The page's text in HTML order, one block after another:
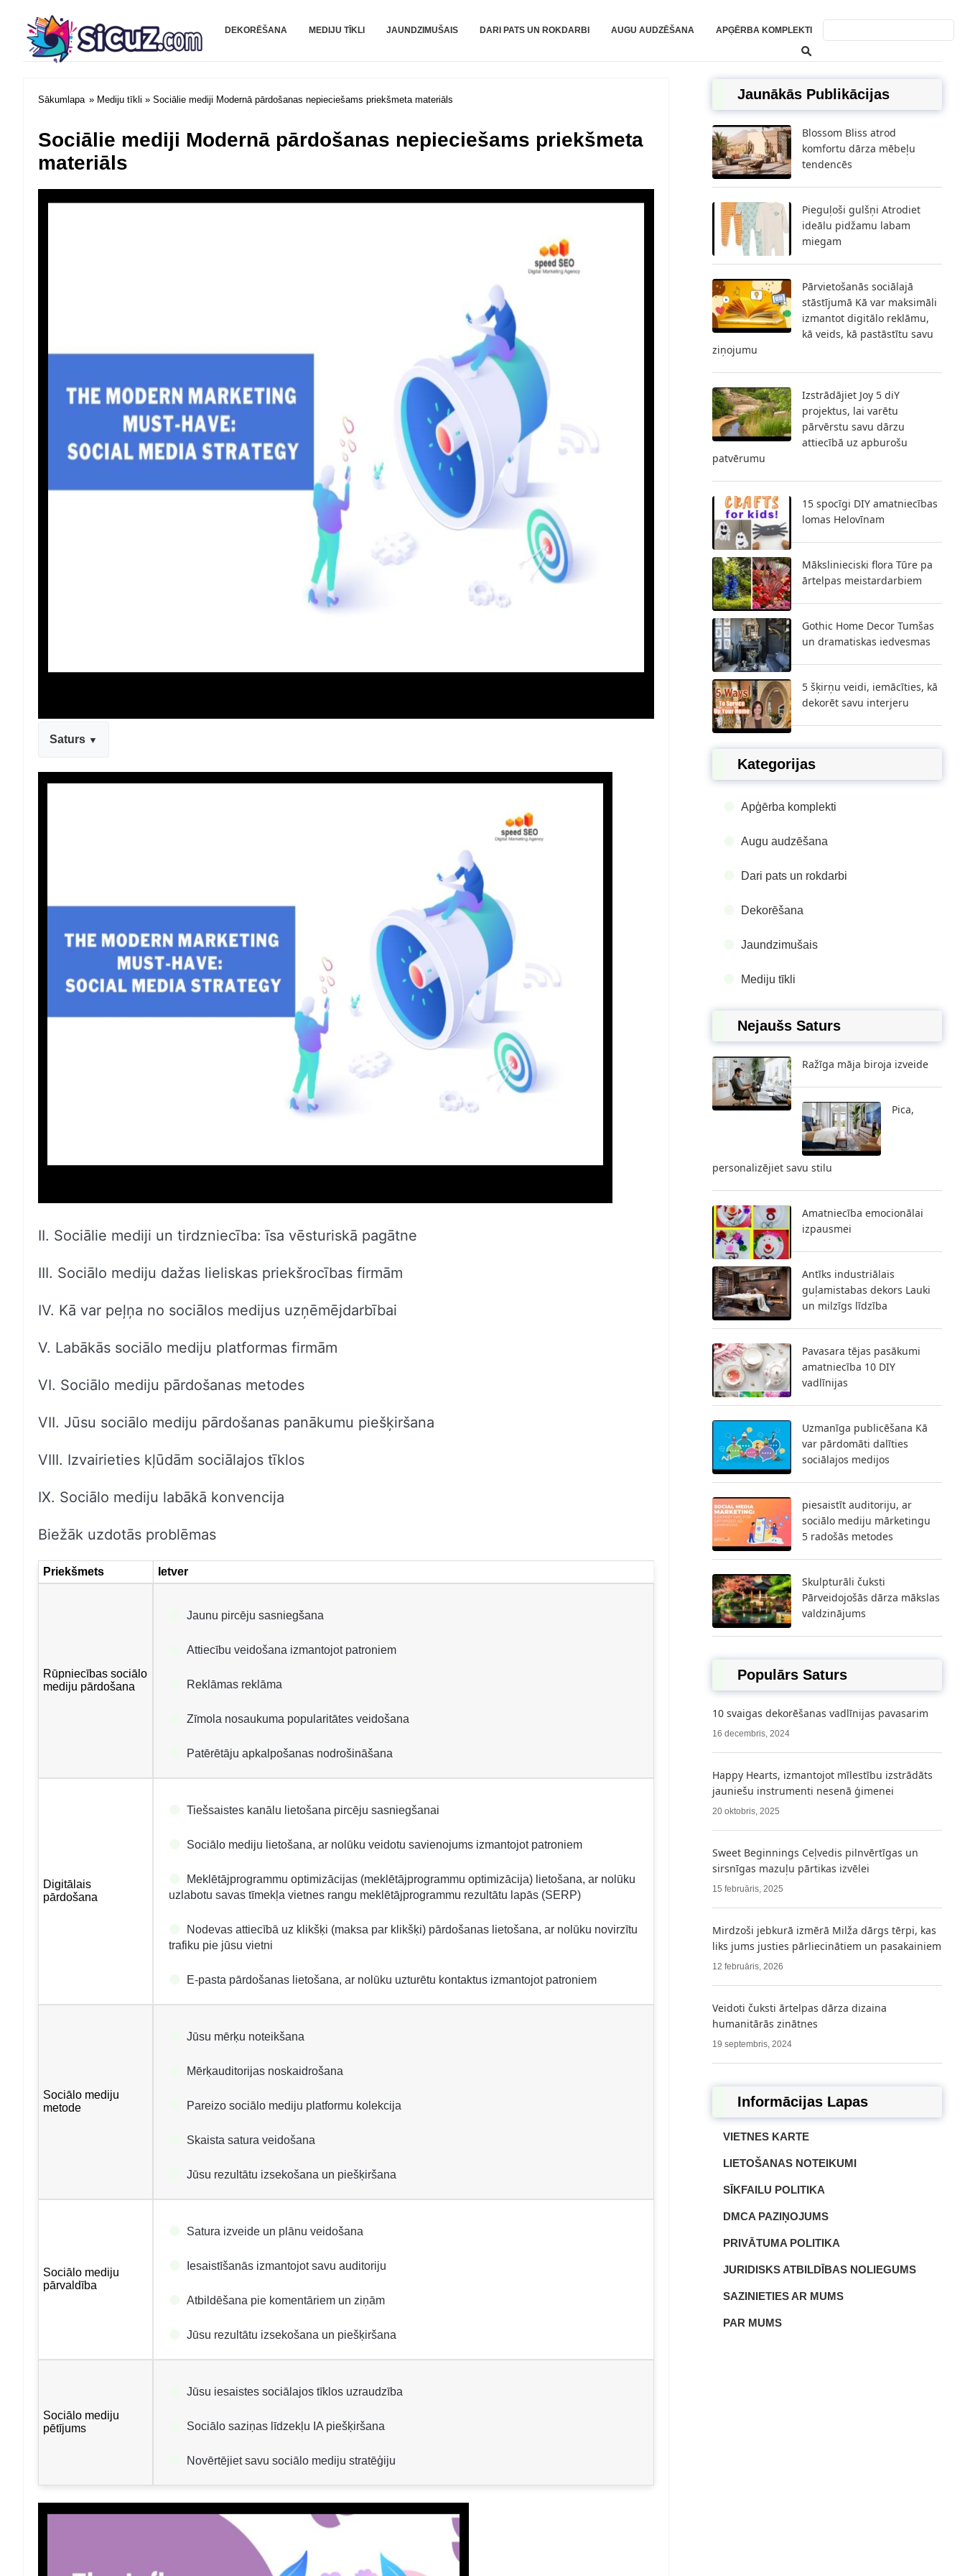
Sicuz.com
DEKORĒŠANA MEDIJU TĪKLI JAUNDZIMUŠAIS DARI PATS UN ROKDARBI AUGU AUDZĒŠANA APĢĒRBA KOMPLEKTI
Sākumlapa » Mediju tīkli » Sociālie mediji Modernā pārdošanas nepieciešams priekšmeta materiāls
Sociālie mediji Modernā pārdošanas nepieciešams priekšmeta
materiāls
Saturs
II. Sociālie mediji un tirdzniecība: īsa vēsturiskā pagātne
III. Sociālo mediju dažas lieliskas priekšrocības firmām
IV. Kā var peļņa no sociālos medijus uzņēmējdarbībai
V. Labākās sociālo mediju platformas firmām
VI. Sociālo mediju pārdošanas metodes
VII. Jūsu sociālo mediju pārdošanas panākumu piešķiršana
VIII. Izvairieties kļūdām sociālajos tīklos
IX. Sociālo mediju labākā konvencija
Biežāk uzdotās problēmas
Priekšmets Ietver
Rūpniecības sociālo
mediju pārdošana
Jaunu pircēju sasniegšana
Attiecību veidošana izmantojot patroniem
Reklāmas reklāma
Zīmola nosaukuma popularitātes veidošana
Patērētāju apkalpošanas nodrošināšana
Digitālais
pārdošana
Tiešsaistes kanālu lietošana pircēju sasniegšanai
Sociālo mediju lietošana, ar nolūku veidotu savienojums izmantojot patroniem
Meklētājprogrammu optimizācijas (meklētājprogrammu optimizācija) lietošana, ar nolūku
uzlabotu savas tīmekļa vietnes rangu meklētājprogrammu rezultātu lapās (SERP)
Nodevas attiecībā uz klikšķi (maksa par klikšķi) pārdošanas lietošana, ar nolūku novirzītu
trafiku pie jūsu vietni
E-pasta pārdošanas lietošana, ar nolūku uzturētu kontaktus izmantojot patroniem
Sociālo mediju
metode
Jūsu mērķu noteikšana
Mērķauditorijas noskaidrošana
Pareizo sociālo mediju platformu kolekcija
Skaista satura veidošana
Jūsu rezultātu izsekošana un piešķiršana
Sociālo mediju
pārvaldība
Satura izveide un plānu veidošana
Iesaistīšanās izmantojot savu auditoriju
Atbildēšana pie komentāriem un ziņām
Jūsu rezultātu izsekošana un piešķiršana
Sociālo mediju
pētījums
Jūsu iesaistes sociālajos tīklos uzraudzība
Sociālo saziņas līdzekļu IA piešķiršana
Novērtējiet savu sociālo mediju stratēģiju
Jaunākās Publikācijas
Blossom Bliss atrod
komfortu dārza mēbeļu
tendencēs
Pieguļoši gulšņi Atrodiet
ideālu pidžamu labam
miegam
Pārvietošanās sociālajā
stāstījumā Kā var maksimāli
izmantot digitālo reklāmu,
kā veids, kā pastāstītu savu
ziņojumu
Izstrādājiet Joy 5 diY
projektus, lai varētu
pārvērstu savu dārzu
attiecībā uz apburošu
patvērumu
15 spocīgi DIY amatniecības
lomas Helovīnam
Mākslinieciski flora Tūre pa
ārtelpas meistardarbiem
Gothic Home Decor Tumšas
un dramatiskas iedvesmas
5 šķirņu veidi, iemācīties, kā
dekorēt savu interjeru
Kategorijas
Apģērba komplekti
Augu audzēšana
Dari pats un rokdarbi
Dekorēšana
Jaundzimušais
Mediju tīkli
Nejaušs Saturs
Ražīga māja biroja izveide
Pica,
personalizējiet savu stilu
Amatniecība emocionālai
izpausmei
Antīks industriālais
guļamistabas dekors Lauki
un milzīgs līdzība
Pavasara tējas pasākumi
amatniecība 10 DIY
vadlīnijas
Uzmanīga publicēšana Kā
var pārdomāti dalīties
sociālajos medijos
piesaistīt auditoriju, ar
sociālo mediju mārketingu
5 radošās metodes
Skulpturāli čuksti
Pārveidojošās dārza mākslas
valdzinājums
Populārs Saturs
10 svaigas dekorēšanas vadlīnijas pavasarim
16 decembris, 2024
Happy Hearts, izmantojot mīlestību izstrādāts
jauniešu instrumenti nesenā ģimenei
20 oktobris, 2025
Sweet Beginnings Ceļvedis pilnvērtīgas un
sirsnīgas mazuļu pārtikas izvēlei
15 februāris, 2025
Mirdzoši jebkurā izmērā Milža dārgs tērpi, kas
liks jums justies pārliecinātiem un pasakainiem
12 februāris, 2026
Veidoti čuksti ārtelpas dārza dizaina
humanitārās zinātnes
19 septembris, 2024
Informācijas Lapas
VIETNES KARTE
LIETOŠANAS NOTEIKUMI
SĪKFAILU POLITIKA
DMCA PAZIŅOJUMS
PRIVĀTUMA POLITIKA
JURIDISKS ATBILDĪBAS NOLIEGUMS
SAZINIETIES AR MUMS
PAR MUMS